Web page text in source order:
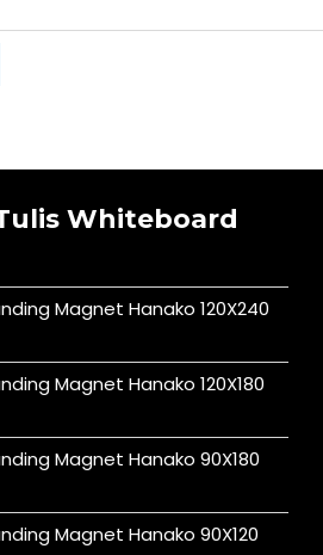
Whiteboard
Magnet Hanako 120X240
Magnet Hanako 120X180
Magnet Hanako 90X180
Magnet Hanako 90X120